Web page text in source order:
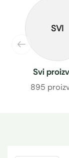
SVI
Svi
895